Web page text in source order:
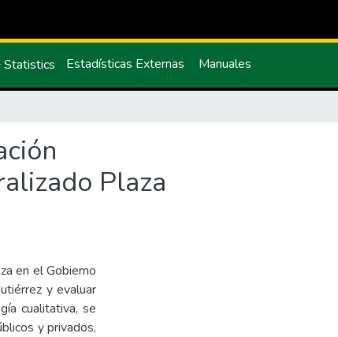
Statistics Estadísticas Externas Manuales
Plaza
en el Gobierno
y evaluar
cualitativa, se
y privados,